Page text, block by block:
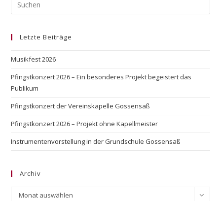
Letzte Beiträge
Musikfest 2026
Pfingstkonzert 2026 – Ein besonderes Projekt begeistert das
Publikum
Pfingstkonzert der Vereinskapelle Gossensaß
Pfingstkonzert 2026 – Projekt ohne Kapellmeister
Instrumentenvorstellung in der Grundschule Gossensaß
Archiv
Archiv
Monat auswählen